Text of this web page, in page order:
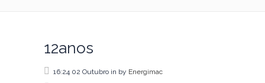
12anos
16:24 02 Outubro in by Energimac